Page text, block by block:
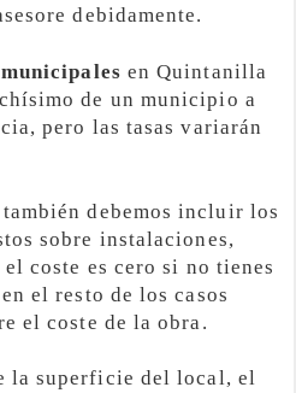
debidamente.
en Quintanilla
de un municipio a
pero las tasas variarán
también debemos incluir los
sobre instalaciones,
coste es cero si no tienes
el resto de los casos
el coste de la obra.
la superficie del local, el